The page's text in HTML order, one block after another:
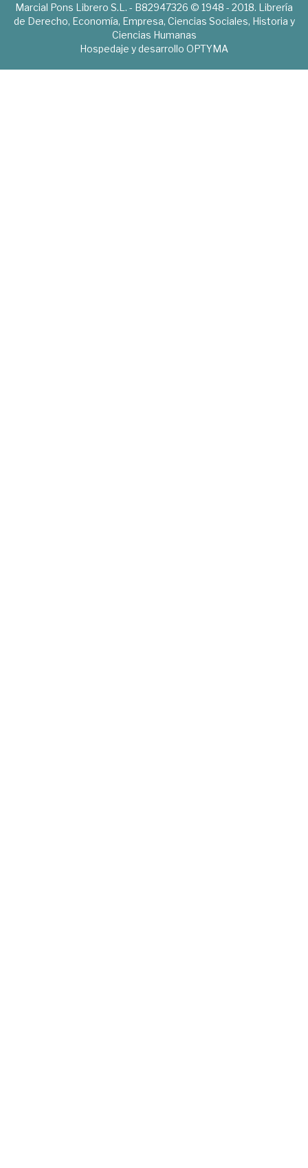
Marcial Pons Librero S.L. - B82947326 © 1948 - 2018. Librería
de Derecho, Economía, Empresa, Ciencias Sociales, Historia y
Ciencias Humanas
Hospedaje y desarrollo OPTYMA